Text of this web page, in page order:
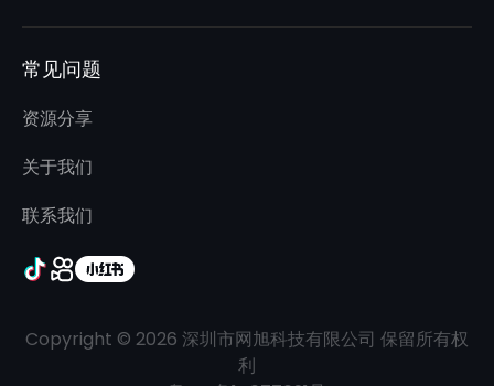
常见问题
资源分享
关于我们
联系我们
Copyright © 2026 深圳市网旭科技有限公司 保留所有权
利